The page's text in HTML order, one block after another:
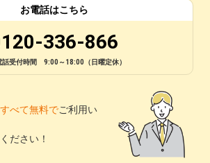
お電話はこちら
336-866
話受付時間 9:00～18:00（日曜定休）
すべて無料でご利用い
ださい！